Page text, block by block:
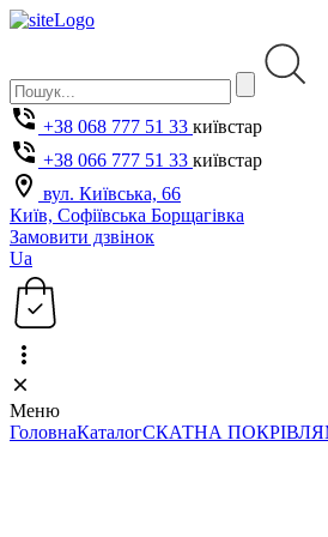
+38 068 777 51 33 київстар
+38 066 777 51 33 київстар
вул. Київська, 66
Київ, Софіївська Борщагівка
Замовити дзвінок
Ua
Меню
ГоловнаКаталогСКАТНА ПОКРІВЛЯ